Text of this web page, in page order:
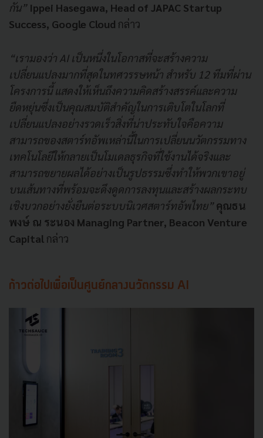
กัน”Ippei Hasegawa, Head of JAPAC Startup
Success, Google Cloud กล่าว
“เรามองว่า AI เป็นหนึ่งในโอกาสที่จะสร้างความ
เปลี่ยนแปลงมากที่สุดในทศวรรษหน้า สำหรับ 12 ทีมที่ผ่าน
โครงการนี้ แสดงให้เห็นถึงความคิดสร้างสรรค์และความ
ยืดหยุ่นซึ่งเป็นคุณสมบัติสำคัญในการเติบโตในโลกที่
เปลี่ยนแปลงอย่างรวดเร็วสิ่งที่น่าประทับใจคือความ
สามารถของสตาร์ทอัพเหล่านี้ในการเปลี่ยนนวัตกรรมทาง
เทคโนโลยีให้กลายเป็นโมเดลธุรกิจที่ใช้งานได้จริงและ
สามารถขยายผลได้อย่างเป็นรูปธรรมซึ่งทำให้พวกเขาอยู่
บนเส้นทางที่พร้อมจะดึงดูดการลงทุนและสร้างผลกระทบ
เชิงบวกอย่างยั่งยืนต่อระบบนิเวศสตาร์ทอัพไทย” คุณธน
พงษ์ ณ ระนอง Managing Partner, Beacon Venture
Capital กล่าว
ก้าวต่อไปเพื่อเป็นศูนย์กลางนวัตกรรม AI